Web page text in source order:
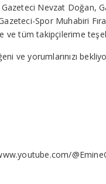
Nevzat Doğan,
Spor Muhabiri
ve tüm takipçilerime
ve yorumlarınızı